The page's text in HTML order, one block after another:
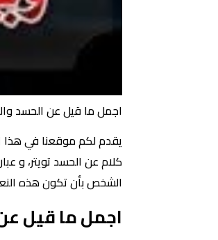
اجمل ما قيل عن الحسد
يقدم لكم موقعنا في هذا
كلام عن الحسد تويتر، و
الشخص بأن تكون هذه
اجمل ما قيل